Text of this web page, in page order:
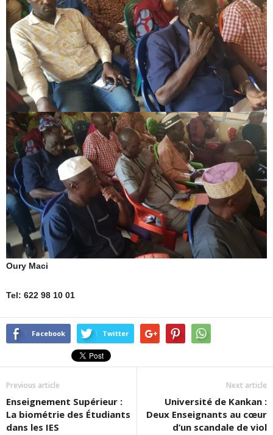
Oury Maci
Tel: 622 98 10 01
Facebook Twitter
Previous article
Enseignement Supérieur :
La biométrie des Étudiants
dans les IES
Next article
Université de Kankan :
Deux Enseignants au cœur
d’un scandale de viol